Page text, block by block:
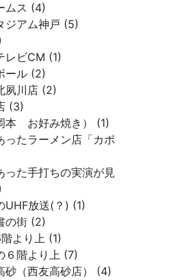
ムス (4)
ジアム神戸 (5)
レビCM (1)
ール (2)
夙川店 (2)
(3)
本 お好み焼き） (1)
ったラーメン店「カポ
った手打ちの実演が見
UHF放送(？) (1)
の街 (2)
より上 (1)
６階より上 (7)
砂（西友高砂店） (4)